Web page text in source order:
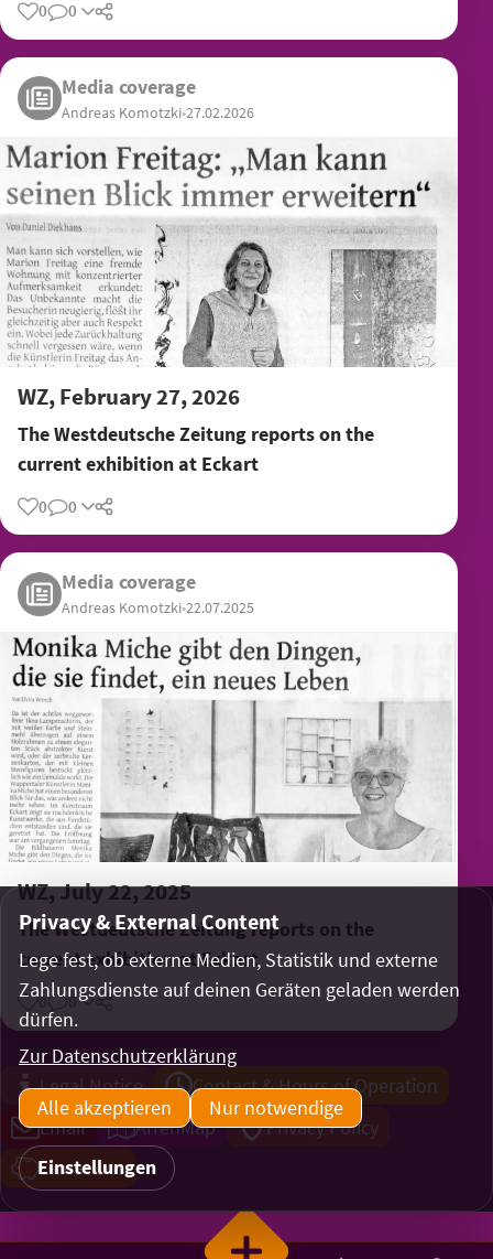
0 0 Share
Media coverage
Andreas Komotzki•27.02.2026
WZ, February 27, 2026
The Westdeutsche Zeitung reports on the
current exhibition at Eckart
0 0 Share
Media coverage
Andreas Komotzki•22.07.2025
WZ, July 22, 2025
The Westdeutsche Zeitung reports on the
current exhibition at Eckart
0 0
Legal Notice
Contact & Hours of Operation
Email
ArrenMap
Privacy Policy
Donations
Privacy & External Content
Lege fest, ob externe Medien, Statistik und externe
Zahlungsdienste auf deinen Geräten geladen werden
dürfen.
Zur Datenschutzerklärung
Alle akzeptieren Nur notwendige
Einstellungen